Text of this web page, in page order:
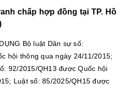
chấp hợp đồng tại TP. Hồ
Bộ luật Dân sự số:
hội thông qua ngày 24/11/2015;
92/2015/QH13 được Quốc hội
Luật số: 85/2025/QH15 được